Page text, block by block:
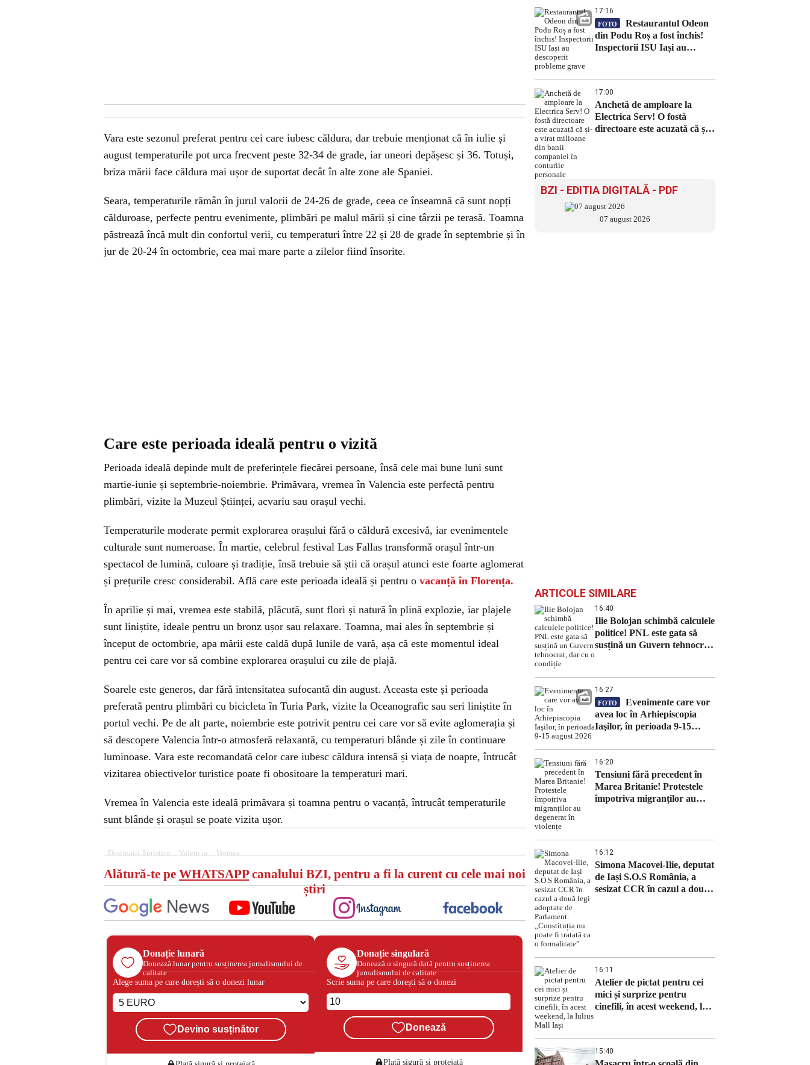
Vara este sezonul preferat pentru cei care iubesc căldura, dar trebuie menționat că în iulie și
august temperaturile pot urca frecvent peste 32-34 de grade, iar uneori depășesc și 36. Totuși,
briza mării face căldura mai ușor de suportat decât în alte zone ale Spaniei.
Seara, temperaturile rămân în jurul valorii de 24-26 de grade, ceea ce înseamnă că sunt nopți
călduroase, perfecte pentru evenimente, plimbări pe malul mării și cine târzii pe terasă. Toamna
păstrează încă mult din confortul verii, cu temperaturi între 22 și 28 de grade în septembrie și în
jur de 20-24 în octombrie, cea mai mare parte a zilelor fiind însorite.
Care este perioada ideală pentru o vizită
Perioada ideală depinde mult de preferințele fiecărei persoane, însă cele mai bune luni sunt
martie-iunie și septembrie-noiembrie. Primăvara, vremea în Valencia este perfectă pentru
plimbări, vizite la Muzeul Științei, acvariu sau orașul vechi.
Temperaturile moderate permit explorarea orașului fără o căldură excesivă, iar evenimentele
culturale sunt numeroase. În martie, celebrul festival Las Fallas transformă orașul într-un
spectacol de lumină, culoare și tradiție, însă trebuie să știi că orașul atunci este foarte aglomerat
și prețurile cresc considerabil. Află care este perioada ideală și pentru o vacanță în Florența.
În aprilie și mai, vremea este stabilă, plăcută, sunt flori și natură în plină explozie, iar plajele
sunt liniștite, ideale pentru un bronz ușor sau relaxare. Toamna, mai ales în septembrie și
început de octombrie, apa mării este caldă după lunile de vară, așa că este momentul ideal
pentru cei care vor să combine explorarea orașului cu zile de plajă.
Soarele este generos, dar fără intensitatea sufocantă din august. Aceasta este și perioada
preferată pentru plimbări cu bicicleta în Turia Park, vizite la Oceanografic sau seri liniștite în
portul vechi. Pe de alt parte, noiembrie este potrivit pentru cei care vor să evite aglomerația și
să descopere Valencia într-o atmosferă relaxantă, cu temperaturi blânde și zile în continuare
luminoase. Vara este recomandată celor care iubesc căldura intensă și viața de noapte, întrucât
vizitarea obiectivelor turistice poate fi obositoare la temperaturi mari.
Vremea în Valencia este ideală primăvara și toamna pentru o vacanță, întrucât temperaturile
sunt blânde și orașul se poate vizita ușor.
Destinatii Turistice Valencia Vremea
Alătură-te pe WHATSAPPcanalului BZI, pentru a fi la curent cu cele mai noi
știri
Donație lunară
Donează lunar pentru susținerea jurnalismului de
calitate
Alege suma pe care dorești să o donezi lunar
Devino susținător
Donație singulară
Donează o singură dată pentru susținerea
jurnalismului de calitate
Scrie suma pe care dorești să o donezi
Donează
Plată sigură și protejată
17:16
FOTO
Restaurantul Odeon
din Podu Roș a fost închis!
Inspectorii ISU Iași au
17:00
Anchetă de amploare la
Electrica Serv! O fostă
directoare este acuzată că și-a
BZI - EDITIA DIGITALĂ - PDF
07 august 2026
ARTICOLE SIMILARE
16:40
Ilie Bolojan schimbă calculele
politice! PNL este gata să
susțină un Guvern tehnocrat,
16:27
FOTO
Evenimente care vor
avea loc în Arhiepiscopia
Iaşilor, în perioada 9-15
16:20
Tensiuni fără precedent în
Marea Britanie! Protestele
împotriva migranților au
16:12
Simona Macovei-Ilie, deputat
de Iași S.O.S România, a
sesizat CCR în cazul a două
16:11
Atelier de pictat pentru cei
mici și surprize pentru
cinefili, în acest weekend, la
15:40